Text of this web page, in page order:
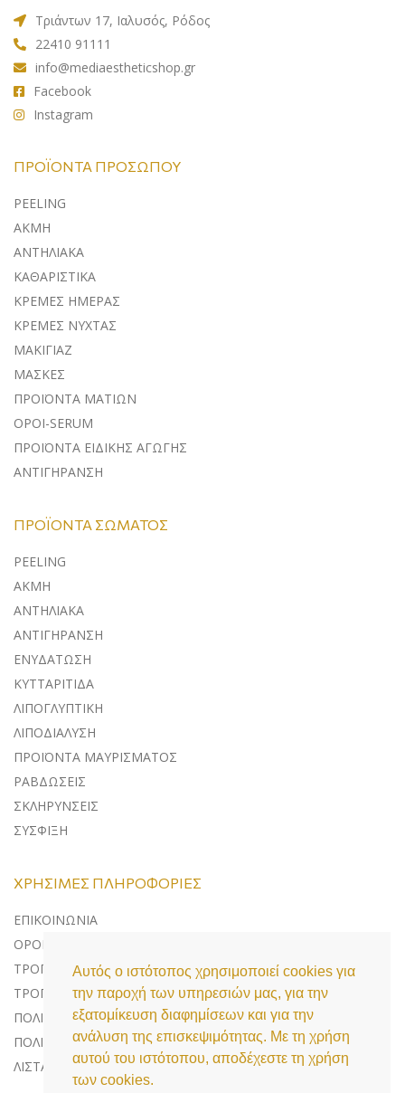
Αυτός ο ιστότοπος χρησιμοποιεί cookies για
την παροχή των υπηρεσιών μας, για την
εξατομίκευση διαφημίσεων και για την
ανάλυση της επισκεψιμότητας. Με τη χρήση
αυτού του ιστότοπου, αποδέχεστε τη χρήση
των cookies.
Τριάντων 17, Ιαλυσός, Ρόδος
22410 91111
info@mediaestheticshop.gr
Facebook
Instagram
ΠΡΟΪΌΝΤΑ ΠΡΟΣΏΠΟΥ
PEELING
ΑΚΜΗ
ΑΝΤΗΛΙΑΚA
ΚΑΘΑΡΙΣΤΙΚΑ
ΚΡΕΜΕΣ ΗΜΕΡΑΣ
ΚΡΕΜΕΣ ΝΥΧΤΑΣ
ΜΑΚΙΓΙΑΖ
ΜΑΣΚΕΣ
ΠΡΟΪΟΝΤΑ ΜΑΤΙΩΝ
ΟΡΟΙ-SERUM
ΠΡΟΪΟΝΤΑ ΕΙΔΙΚΗΣ ΑΓΩΓΗΣ
ΑΝΤΙΓΗΡΑΝΣΗ
ΠΡΟΪΌΝΤΑ ΣΏΜΑΤΟΣ
PEELING
ΑΚΜΗ
ΑΝΤΗΛΙΑΚΑ
ΑΝΤΙΓΗΡΑΝΣΗ
ΕΝΥΔΑΤΩΣΗ
ΚΥΤΤΑΡΙΤΙΔΑ
ΛΙΠΟΓΛΥΠΤΙΚΗ
ΛΙΠΟΔΙΑΛΥΣΗ
ΠΡΟΪΟΝΤΑ ΜΑΥΡΙΣΜΑΤΟΣ
ΡΑΒΔΩΣΕΙΣ
ΣΚΛΗΡΥΝΣΕΙΣ
ΣΥΣΦΙΞΗ
ΧΡΉΣΙΜΕΣ ΠΛΗΡΟΦΟΡΊΕΣ
ΕΠΙΚΟΙΝΩΝΊΑ
ΌΡΟΙ ΧΡΉΣΗΣ
ΤΡΌΠΟΙ ΠΛΗΡΩΜΉΣ
ΤΡΌΠΟΙ ΑΠΟΣΤΟΛΉΣ
ΠΟΛΙΤΙΚΉ ΕΠΙΣΤΡΟΦΏΝ
ΠΟΛΙΤΙΚΉ ΠΡΟΣΤΑΣΊΑΣ ΔΕΔΟΜΈΝΩΝ
ΛΊΣΤΑ COOKIES